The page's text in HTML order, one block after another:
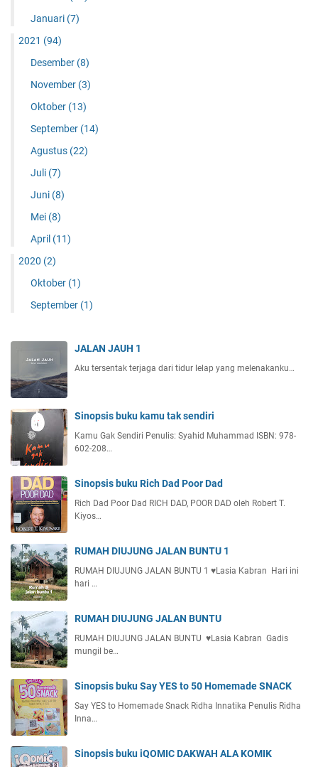
Januari (7)
2021 (94)
Desember (8)
November (3)
Oktober (13)
September (14)
Agustus (22)
Juli (7)
Juni (8)
Mei (8)
April (11)
2020 (2)
Oktober (1)
September (1)
JALAN JAUH 1
Aku tersentak terjaga dari tidur lelap yang melenakanku…
Sinopsis buku kamu tak sendiri
Kamu Gak Sendiri Penulis: Syahid Muhammad ISBN: 978-
602-208…
Sinopsis buku Rich Dad Poor Dad
Rich Dad Poor Dad RICH DAD, POOR DAD oleh Robert T.
Kiyos…
RUMAH DIUJUNG JALAN BUNTU 1
RUMAH DIUJUNG JALAN BUNTU 1 ♥️Lasia Kabran Hari ini
hari …
RUMAH DIUJUNG JALAN BUNTU
RUMAH DIUJUNG JALAN BUNTU ♥️Lasia Kabran Gadis
mungil be…
Sinopsis buku Say YES to 50 Homemade SNACK
Say YES to Homemade Snack Ridha Innatika Penulis Ridha
Inna…
Sinopsis buku iQOMIC DAKWAH ALA KOMIK